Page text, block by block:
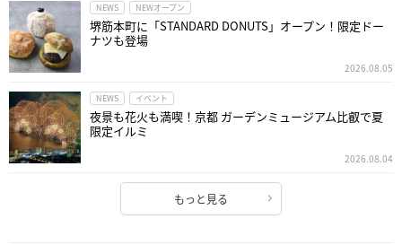
NEWS NEWオープン
堺筋本町に「STANDARD DONUTS」オープン！限定ドー
ナツも登場
2026.08.05
NEWS イベント
夜景も花火も満喫！京都 ガーデンミュージアム比叡で夏
限定イルミ
2026.08.04
もっと見る